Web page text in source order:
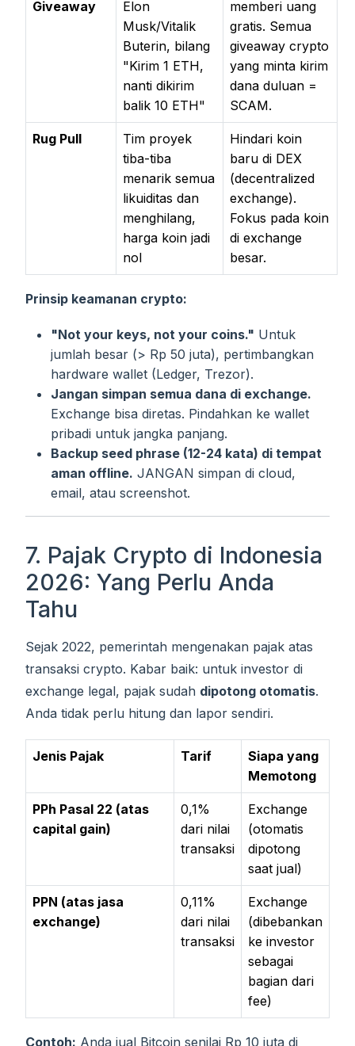
Giveaway
Elon
Musk/Vitalik
Buterin, bilang
"Kirim 1 ETH,
nanti dikirim
balik 10 ETH"
memberi uang
gratis. Semua
giveaway crypto
yang minta kirim
dana duluan =
SCAM.
Rug Pull
Tim proyek
tiba-tiba
menarik semua
likuiditas dan
menghilang,
harga koin jadi
nol
Hindari koin
baru di DEX
(decentralized
exchange).
Fokus pada koin
di exchange
besar.
Prinsip keamanan crypto:
"Not your keys, not your coins." Untuk
jumlah besar (> Rp 50 juta), pertimbangkan
hardware wallet (Ledger, Trezor).
Jangan simpan semua dana di exchange.
Exchange bisa diretas. Pindahkan ke wallet
pribadi untuk jangka panjang.
Backup seed phrase (12-24 kata) di tempat
aman offline. JANGAN simpan di cloud,
email, atau screenshot.
7. Pajak Crypto di Indonesia
2026: Yang Perlu Anda
Tahu
Sejak 2022, pemerintah mengenakan pajak atas
transaksi crypto. Kabar baik: untuk investor di
exchange legal, pajak sudah dipotong otomatis.
Anda tidak perlu hitung dan lapor sendiri.
Jenis Pajak Tarif
Siapa yang
Memotong
PPh Pasal 22 (atas
capital gain)
0,1%
dari nilai
transaksi
Exchange
(otomatis
dipotong
saat jual)
PPN (atas jasa
exchange)
0,11%
dari nilai
transaksi
Exchange
(dibebankan
ke investor
sebagai
bagian dari
fee)
Contoh: Anda jual Bitcoin senilai Rp 10 juta di